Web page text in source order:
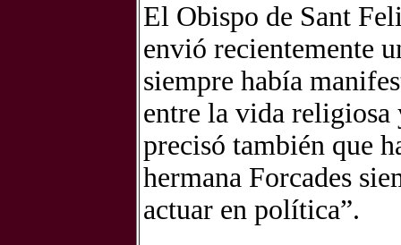
El Obispo de Sant
envió recientemente
siempre había
entre la vida
precisó también que
hermana Forcades
actuar en política”.